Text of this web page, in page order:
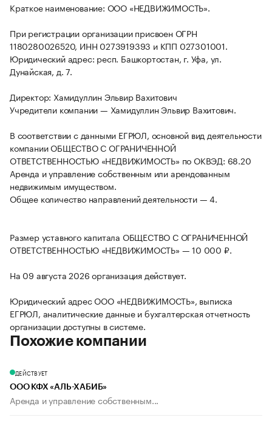
Краткое наименование: ООО «НЕДВИЖИМОСТЬ».
При регистрации организации присвоен ОГРН
1180280026520, ИНН 0273919393 и КПП 027301001.
Юридический адрес: респ. Башкортостан, г. Уфа, ул.
Дунайская, д. 7.
Директор: Хамидуллин Эльвир Вахитович
Учредители компании — Хамидуллин Эльвир Вахитович.
В соответствии с данными ЕГРЮЛ, основной вид деятельности
компании ОБЩЕСТВО С ОГРАНИЧЕННОЙ
ОТВЕТСТВЕННОСТЬЮ «НЕДВИЖИМОСТЬ» по ОКВЭД: 68.20
Аренда и управление собственным или арендованным
недвижимым имуществом.
Общее количество направлений деятельности — 4.
Размер уставного капитала ОБЩЕСТВО С ОГРАНИЧЕННОЙ
ОТВЕТСТВЕННОСТЬЮ «НЕДВИЖИМОСТЬ» — 10 000 ₽.
На 09 августа 2026 организация действует.
Юридический адрес ООО «НЕДВИЖИМОСТЬ», выписка
ЕГРЮЛ, аналитические данные и бухгалтерская отчетность
организации доступны в системе.
Похожие компании
ДЕЙСТВУЕТ
ООО КФХ «АЛЬ-ХАБИБ»
Аренда и управление собственным...